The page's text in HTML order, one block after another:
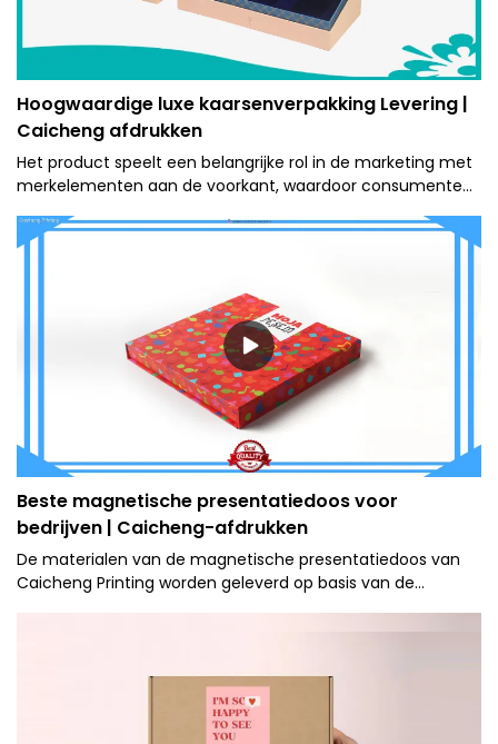
Hoogwaardige luxe kaarsenverpakking Levering |
Caicheng afdrukken
Het product speelt een belangrijke rol in de marketing met
merkelementen aan de voorkant, waardoor consumenten
herkennen.
Beste magnetische presentatiedoos voor
bedrijven | Caicheng-afdrukken
De materialen van de magnetische presentatiedoos van
Caicheng Printing worden geleverd op basis van de